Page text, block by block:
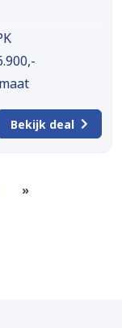
Bekijk deal
»